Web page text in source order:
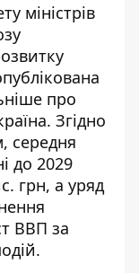
міністрів
про
. Згідно
середня
до 2029
грн, а уряд
ВВП за